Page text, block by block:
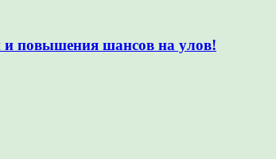
повышения шансов на улов!